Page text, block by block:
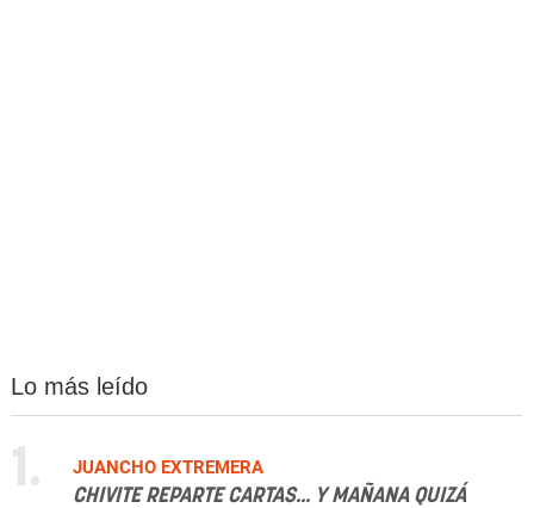
Lo más leído
1.
JUANCHO EXTREMERA
CHIVITE REPARTE CARTAS... Y MAÑANA QUIZÁ